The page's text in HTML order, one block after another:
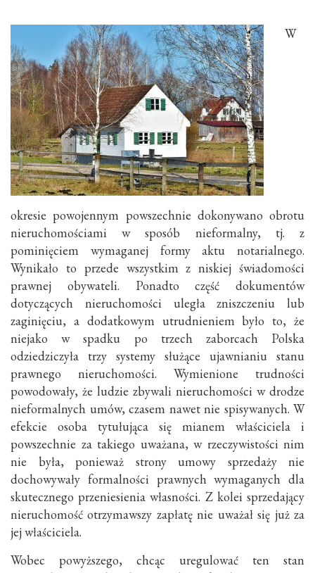
W
okresie powojennym powszechnie dokonywano obrotu
nieruchomościami w sposób nieformalny, tj. z
pominięciem wymaganej formy aktu notarialnego.
Wynikało to przede wszystkim z niskiej świadomości
prawnej obywateli. Ponadto część dokumentów
dotyczących nieruchomości uległa zniszczeniu lub
zaginięciu, a dodatkowym utrudnieniem było to, że
niejako w spadku po trzech zaborcach Polska
odziedziczyła trzy systemy służące ujawnianiu stanu
prawnego nieruchomości. Wymienione trudności
powodowały, że ludzie zbywali nieruchomości w drodze
nieformalnych umów, czasem nawet nie spisywanych. W
efekcie osoba tytułująca się mianem właściciela i
powszechnie za takiego uważana, w rzeczywistości nim
nie była, ponieważ strony umowy sprzedaży nie
dochowywały formalności prawnych wymaganych dla
skutecznego przeniesienia własności. Z kolei sprzedający
nieruchomość otrzymawszy zapłatę nie uważał się już za
jej właściciela.
Wobec powyższego, chcąc uregulować ten stan